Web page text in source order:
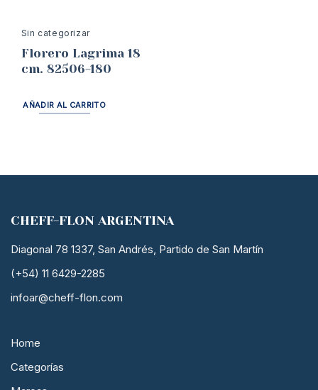
Sin categorizar
Florero Lagrima 18
cm. 82506-180
AÑADIR AL CARRITO
CHEFF-FLON ARGENTINA
Diagonal 78 1337, San Andrés, Partido de San Martín
(+54) 11 6429-2285
infoar@cheff-flon.com
Home
Categorías